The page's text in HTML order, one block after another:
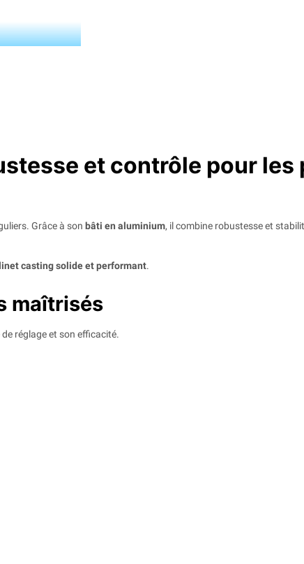
et contrôle pour les
Grâce à son bâti en aluminium, il combine robustesse et
casting solide et performant.
maîtrisés
réglage et son efficacité.